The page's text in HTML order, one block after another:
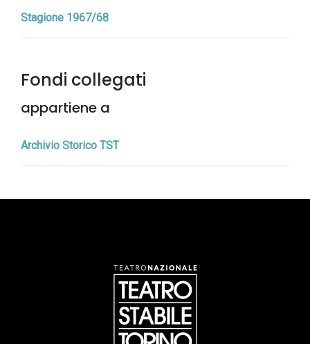
Stagione 1967/68
Fondi collegati
appartiene a
Archivio Storico TST